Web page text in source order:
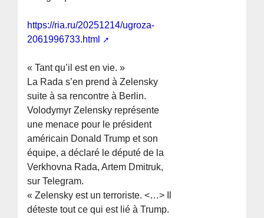
https://ria.ru/20251214/ugroza-
2061996733.html
« Tant qu’il est en vie. »
La Rada s’en prend à Zelensky
suite à sa rencontre à Berlin.
Volodymyr Zelensky représente
une menace pour le président
américain Donald Trump et son
équipe, a déclaré le député de la
Verkhovna Rada, Artem Dmitruk,
sur Telegram.
« Zelensky est un terroriste. <…> Il
déteste tout ce qui est lié à Trump.